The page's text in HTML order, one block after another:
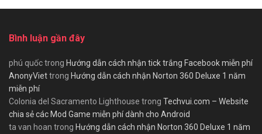
Bình luận gần đây
phú quốctrong Hướng dẫn cách nhận tick trắng Facebook miễn phí
AnonyViettrong Hướng dẫn cách nhận Norton 360 Deluxe 1 năm
miễn phí
Colonia del Sacramento Lighthouse trong Techvui.com – Website
chia sẻ các Mod Game miễn phí dành cho Android
ta van hoan trong Hướng dẫn cách nhận Norton 360 Deluxe 1 năm